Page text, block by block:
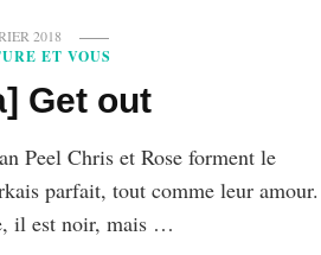
2018
ET VOUS
Get out
Peel Chris et Rose forment le
parfait, tout comme leur amour.
il est noir, mais …